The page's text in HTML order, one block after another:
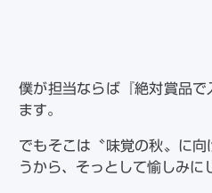
僕が担当ならば『絶対賞品
ます。
でもそこは〝味覚の秋〟に
うから、そっとして愉しみに